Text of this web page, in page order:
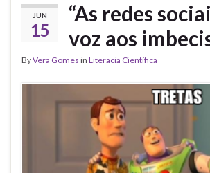
JUN
15
“As redes
voz aos
ByVera Gomes in Literacia Científica